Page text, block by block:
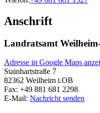
Anschrift
Landratsamt
Adresse in Google Maps
Stainhartstraße 7
82362 Weilheim i.OB
Fax: +49 881 681 2298
E-Mail: Nachricht senden